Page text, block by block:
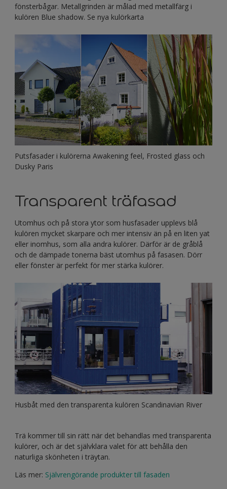
fönsterbågar. Metallgrinden är målad med metallfärg i
kulören Blue shadow. Se nya kulörkarta
Putsfasader i kulörerna Awakening feel, Frosted glass och
Dusky Paris
Transparent träfasad
Utomhus och på stora ytor som husfasader upplevs blå
kulören mycket skarpare och mer intensiv än på en liten yat
eller inomhus, som alla andra kulörer. Därför är de gråblå
och de dämpade tonerna bäst utomhus på fasasen. Dörr
eller fönster är perfekt för mer stärka kulörer.
Husbåt med den transparenta kulören Scandinavian River
Trä kommer till sin rätt när det behandlas med transparenta
kulörer, och är det självklara valet för att behålla den
naturliga skönheten i träytan.
Läs mer: Självrengörande produkter till fasaden